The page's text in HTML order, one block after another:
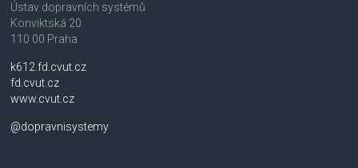
Ústav dopravních systémů
Konviktská 20
110 00 Praha
k612.fd.cvut.cz
fd.cvut.cz
www.cvut.cz
@dopravnisystemy